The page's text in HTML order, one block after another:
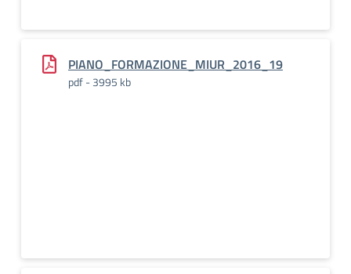
PIANO_FORMAZIONE_MIUR_2016_19
pdf - 3995 kb